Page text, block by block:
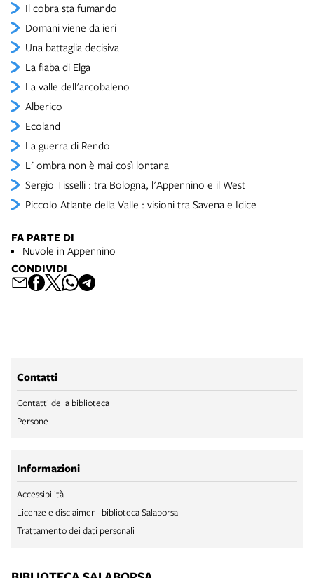
Il cobra sta fumando
Domani viene da ieri
Una battaglia decisiva
La fiaba di Elga
La valle dell'arcobaleno
Alberico
Ecoland
La guerra di Rendo
L' ombra non è mai così lontana
Sergio Tisselli : tra Bologna, l'Appennino e il West
Piccolo Atlante della Valle : visioni tra Savena e Idice
FA PARTE DI
Nuvole in Appennino
CONDIVIDI
Contatti
Contatti della biblioteca
Persone
Informazioni
Accessibilità
Licenze e disclaimer - biblioteca Salaborsa
Trattamento dei dati personali